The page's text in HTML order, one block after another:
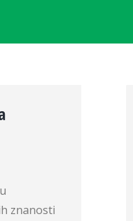
znanosti